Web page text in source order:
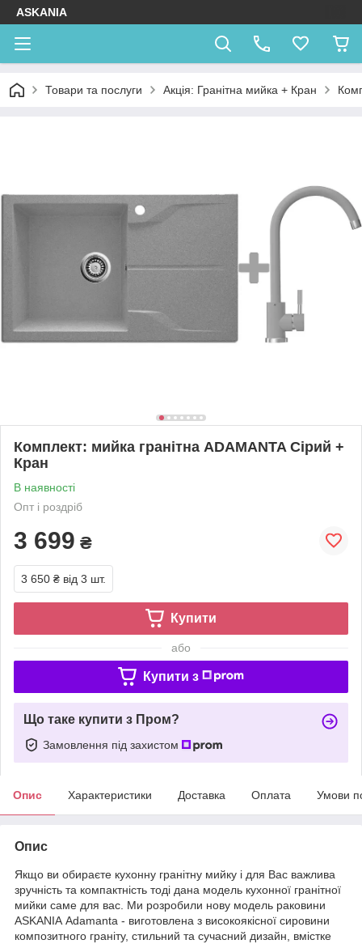
ASKANIA
Товари та послуги Акція: Гранітна мийка + Кран
Комплект: мийка гранітна ADAMANTA Сірий +
Кран
В наявності
Опт і роздріб
3 699 ₴
3 650 ₴ від 3 шт.
Купити
або
Купити з
Що таке купити з Пром?
Замовлення під захистом
Опис Характеристики Доставка Оплата Умови
Опис
Якщо ви обираєте кухонну гранітну мийку і для Вас важлива
зручність та компактність тоді дана модель кухонної гранітної
мийки саме для вас. Ми розробили нову модель раковини
ASKANIA Аdamanta - виготовлена ​​з високоякісної сировини
композитного граніту, стильний та сучасний дизайн, вмістке